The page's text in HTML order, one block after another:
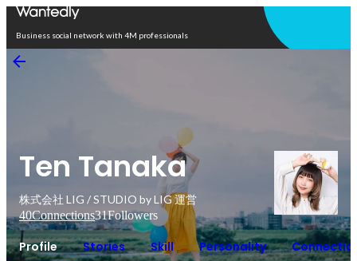
Business social network with 4M professionals
Ten Tanaka
株式会社 LIG / STUDIO by LIG 運営
40Connections31Followers
Profile Stories Skill Personality